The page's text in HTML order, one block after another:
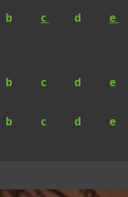
c d e
b c d
c d e